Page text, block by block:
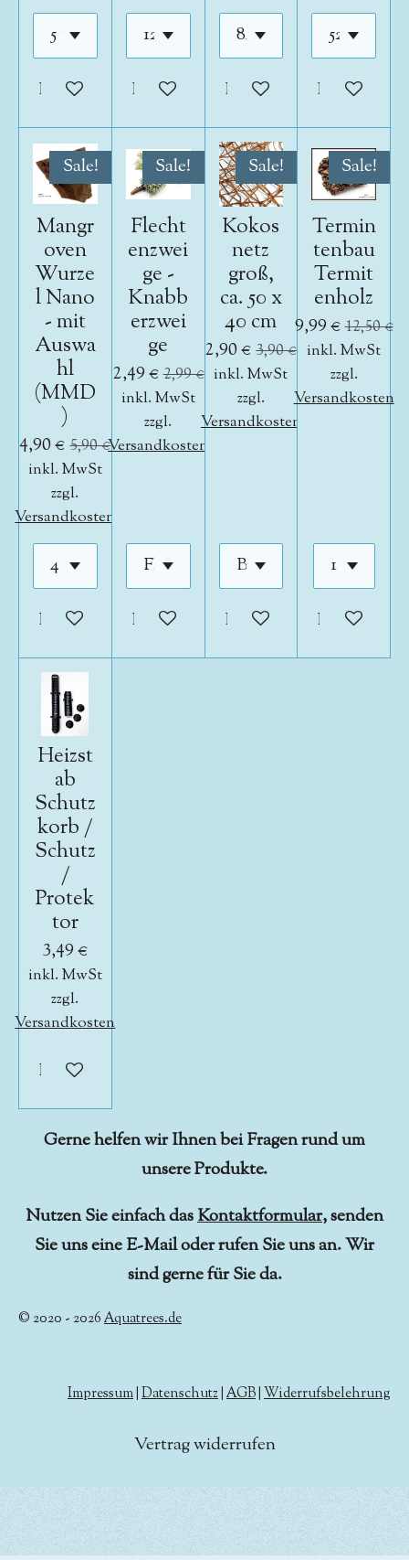
In den WarenkorbIn den WarenkorbIn den Warenkorb
In den
Sale!
Mangr
oven
Wurze
l Nano
- mit
Auswa
hl
(MMD
)
4,90 € 5,90 €
inkl. MwSt
zzgl.
Versandkosten
In den Warenkorb
Sale!
Flecht
enzwei
ge -
Knabb
erzwei
ge
2,49 €2,99 €
inkl. MwSt
zzgl.
Versandkosten
In den Warenkorb
Sale!
Kokos
netz
groß,
ca. 50 x
40 cm
2,90 € 3,90 €
inkl. MwSt
zzgl.
Versandkosten
In den Warenkorb
Sale!
Termin
tenbau
Termit
enholz
9,99 €12,50 €
inkl. MwSt
zzgl.
Versandkosten
In den
Heizst
ab
Schutz
korb /
Schutz
/
Protek
tor
3,49 €
inkl. MwSt
zzgl.
Versandkosten
In den Warenkorb
Gerne helfen wir Ihnen bei Fragen rund um
unsere Produkte.
Nutzen Sie einfach dasKontaktformular, senden
Sie uns eine E-Mail oder rufen Sie uns an. Wir
sind gerne für Sie da.
© 2020 - 2026Aquatrees.de
Impressum Datenschutz AGB Widerrufsbelehrung
Vertrag widerrufen